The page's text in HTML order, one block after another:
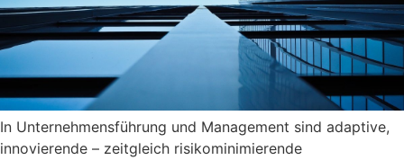
In Unternehmensführung und Management sind adaptive,
innovierende – zeitgleich risikominimierende